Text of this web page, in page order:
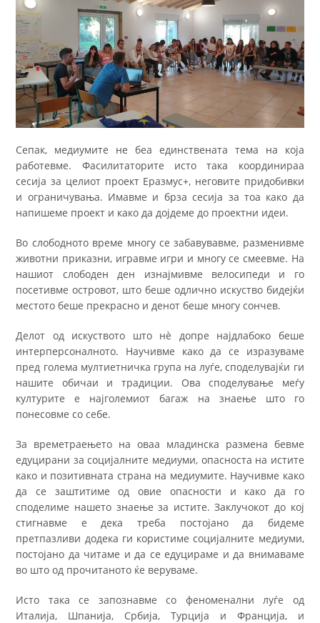
Сепак, медиумите не беа единствената тема на која
работевме. Фасилитаторите исто така координираа
сесија за целиот проект Еразмус+, неговите придобивки
и ограничувања. Имавме и брза сесија за тоа како да
напишеме проект и како да дојдеме до проектни идеи.
Во слободното време многу се забавувавме, разменивме
животни приказни, игравме игри и многу се смеевме. На
нашиот слободен ден изнајмивме велосипеди и го
посетивме островот, што беше одлично искуство бидејќи
местото беше прекрасно и денот беше многу сончев.
Делот од искуството што нè допре најдлабоко беше
интерперсоналнoто. Научивме како да се изразуваме
пред голема мултиетничка група на луѓе, споделувајќи ги
нашите обичаи и традиции. Ова споделување меѓу
културите е најголемиот багаж на знаење што го
понесовме со себе.
За времетраењето на оваа младинска размена бевме
едуцирани за социјалните медиуми, опасноста на истите
како и позитивната страна на медиумите. Научивме како
да се заштитиме од овие опасности и како да го
споделиме нашето знаење за истите. Заклучокот до кој
стигнавме е дека треба постојано да бидеме
претпазливи додека ги користиме социјалните медиуми,
постојано да читаме и да се едуцираме и да внимаваме
во што од прочитаното ќе веруваме.
Исто така се запознавме со феноменални луѓе од
Италија, Шпанија, Србија, Турција и Франција, и